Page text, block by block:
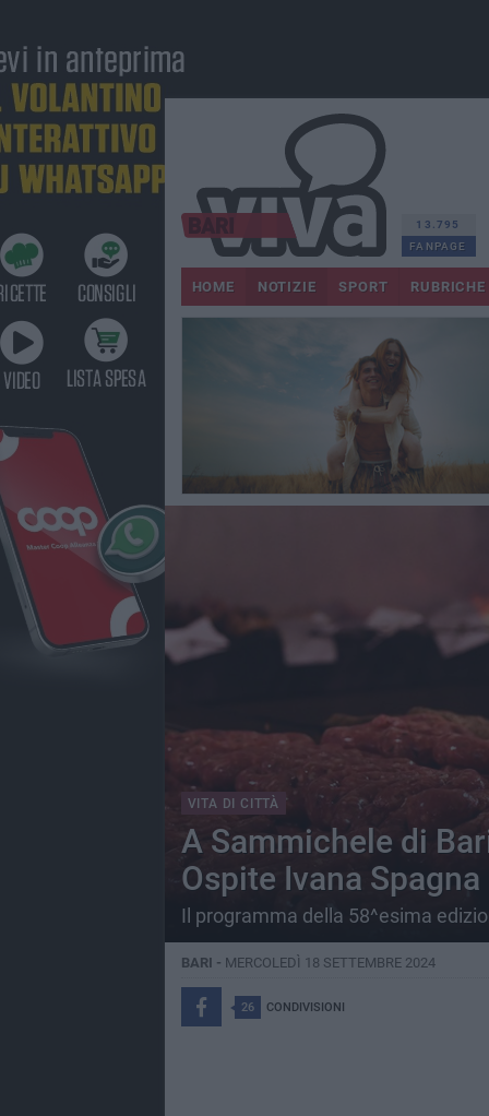
13.795
FANPAGE
HOME NOTIZIE SPORT RUBRICHE
VITA DI CITTÀ
A Sammichele di
Ospite Ivana Spagna
Il programma della 58^esima
BARI - MERCOLEDÌ 18 SETTEMBRE 2024
26 CONDIVISIONI